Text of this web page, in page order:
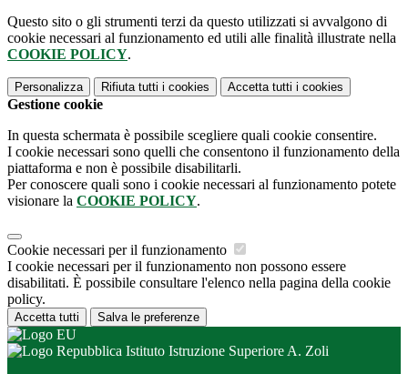
Questo sito o gli strumenti terzi da questo utilizzati si avvalgono di
cookie necessari al funzionamento ed utili alle finalità illustrate nella
COOKIE POLICY.
Personalizza Rifiuta tutti i cookies Accetta tutti i cookies
Gestione cookie
In questa schermata è possibile scegliere quali cookie consentire.
I cookie necessari sono quelli che consentono il funzionamento della
piattaforma e non è possibile disabilitarli.
Per conoscere quali sono i cookie necessari al funzionamento potete
visionare la COOKIE POLICY.
Cookie necessari per il funzionamento
I cookie necessari per il funzionamento non possono essere
disabilitati. È possibile consultare l'elenco nella pagina della cookie
policy.
Accetta tutti Salva le preferenze
Istituto Istruzione Superiore A. Zoli